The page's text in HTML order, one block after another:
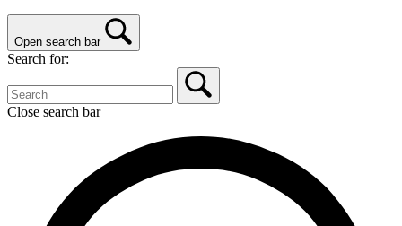
Open search bar
Search for:
Close search bar